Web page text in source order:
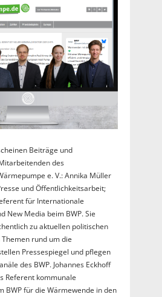
Beiträge und
des
e. V.: Annika Müller
und Öffentlichkeitsarbeit;
für Internationale
New Media beim BWP. Sie
zu aktuellen politischen
rund um die
Pressespiegel und pflegen
des BWP. Johannes Eckhoff
Referent kommunale
BWP für die Wärmewende in den